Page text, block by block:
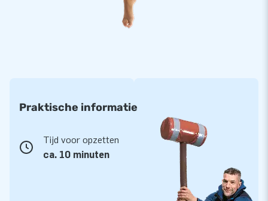
Praktische informatie
Tijd voor opzetten
ca. 10 minuten